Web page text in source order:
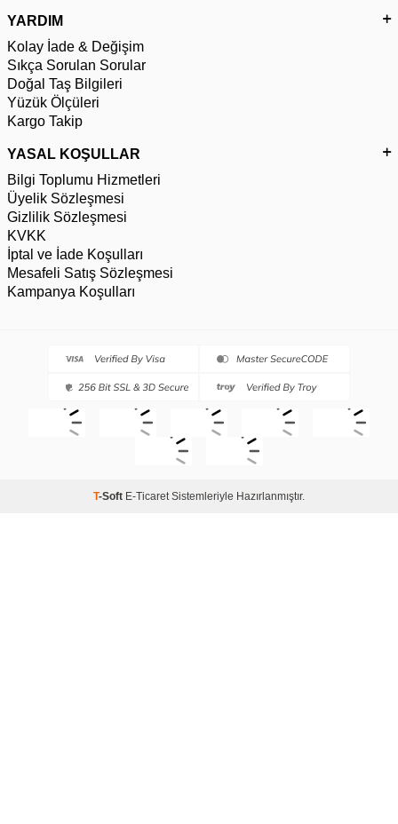
YARDIM
Kolay İade & Değişim
Sıkça Sorulan Sorular
Doğal Taş Bilgileri
Yüzük Ölçüleri
Kargo Takip
YASAL KOŞULLAR
Bilgi Toplumu Hizmetleri
Üyelik Sözleşmesi
Gizlilik Sözleşmesi
KVKK
İptal ve İade Koşulları
Mesafeli Satış Sözleşmesi
Kampanya Koşulları
T-Soft E-TicaretSistemleriyle Hazırlanmıştır.